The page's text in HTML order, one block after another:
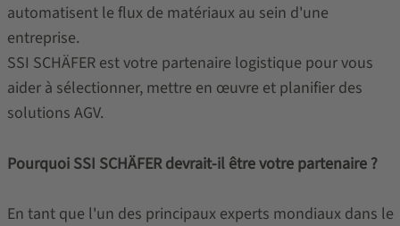
automatisent le flux de matériaux au sein d'une
entreprise.
SSI SCHÄFER est votre partenaire logistique pour vous
aider à sélectionner, mettre en œuvre et planifier des
solutions AGV.
Pourquoi SSI SCHÄFER devrait-il être votre partenaire ?
En tant que l'un des principaux experts mondiaux dans le